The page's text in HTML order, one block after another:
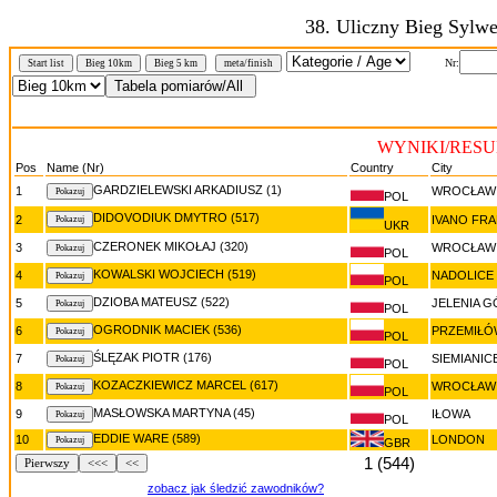
38. Uliczny Bieg
Start list Bieg 10km Bieg 5 km meta/finish Nr:
WYNIKI/
Pos Name (Nr) Country
City
1
GARDZIELEWSKI ARKADIUSZ (1) POL WROCŁAW
2 DIDOVODIUK DMYTRO (517)
UKR IVANO
3 CZERONEK MIKOŁAJ (320) POL WROCŁAW
4 KOWALSKI WOJCIECH (519) POL NADOLICE
5 DZIOBA MATEUSZ (522) POL JELENIA
6 OGRODNIK MACIEK (536) POL
7 ŚLĘZAK PIOTR (176) POL
8 KOZACZKIEWICZ MARCEL (617) POL WROCŁAW
9 MASŁOWSKA MARTYNA (45) POL
IŁOWA
10
EDDIE WARE (589) GBR LONDON
Pierwszy <<< << 1 (544)
zobacz jak śledzić zawodników?